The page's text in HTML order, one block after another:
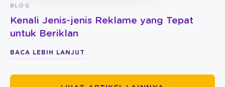
BLOG
Kenali Jenis-jenis Reklame yang Tepat
untuk Beriklan
BACA LEBIH LANJUT